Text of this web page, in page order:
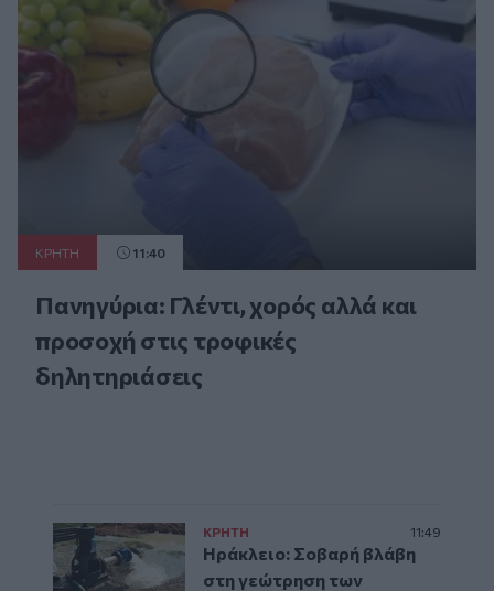
ΚΡΗΤΗ 11:40
Πανηγύρια: Γλέντι, χορός αλλά και
προσοχή στις τροφικές
δηλητηριάσεις
ΚΡΗΤΗ 11:49
Ηράκλειο: Σοβαρή βλάβη
στη γεώτρηση των